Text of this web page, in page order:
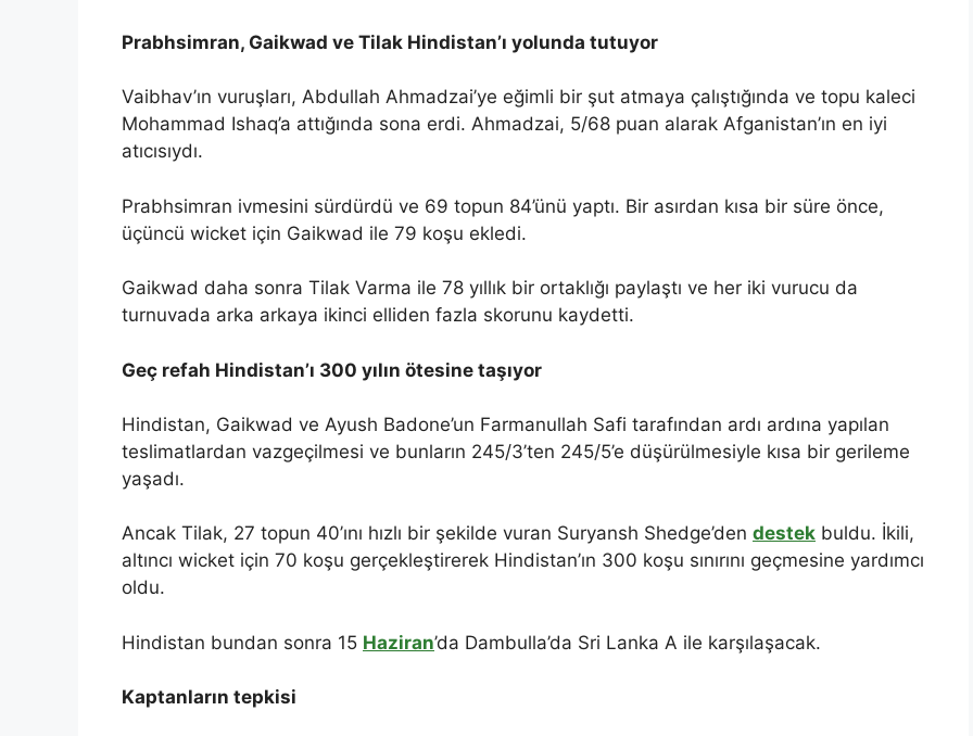
Prabhsimran, Gaikwad ve Tilak Hindistan’ı yolunda tutuyor
Vaibhav’ın vuruşları, Abdullah Ahmadzai’ye eğimli bir şut atmaya çalıştığında ve topu kaleci
Mohammad Ishaq’a attığında sona erdi. Ahmadzai, 5/68 puan alarak Afganistan’ın en iyi
atıcısıydı.
Prabhsimran ivmesini sürdürdü ve 69 topun 84’ünü yaptı. Bir asırdan kısa bir süre önce,
üçüncü wicket için Gaikwad ile 79 koşu ekledi.
Gaikwad daha sonra Tilak Varma ile 78 yıllık bir ortaklığı paylaştı ve her iki vurucu da
turnuvada arka arkaya ikinci elliden fazla skorunu kaydetti.
Geç refah Hindistan’ı 300 yılın ötesine taşıyor
Hindistan, Gaikwad ve Ayush Badone’un Farmanullah Safi tarafından ardı ardına yapılan
teslimatlardan vazgeçilmesi ve bunların 245/3’ten 245/5’e düşürülmesiyle kısa bir gerileme
yaşadı.
Ancak Tilak, 27 topun 40’ını hızlı bir şekilde vuran Suryansh Shedge’den destek buldu. İkili,
altıncı wicket için 70 koşu gerçekleştirerek Hindistan’ın 300 koşu sınırını geçmesine yardımcı
oldu.
Hindistan bundan sonra 15 Haziran’da Dambulla’da Sri Lanka A ile karşılaşacak.
Kaptanların tepkisi